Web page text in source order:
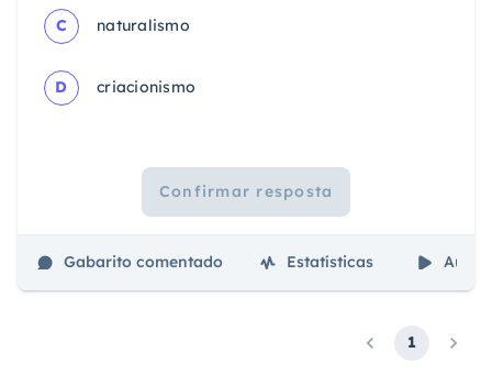
C naturalismo
D criacionismo
Confirmar resposta
Gabarito comentado Estatísticas Aulas
1